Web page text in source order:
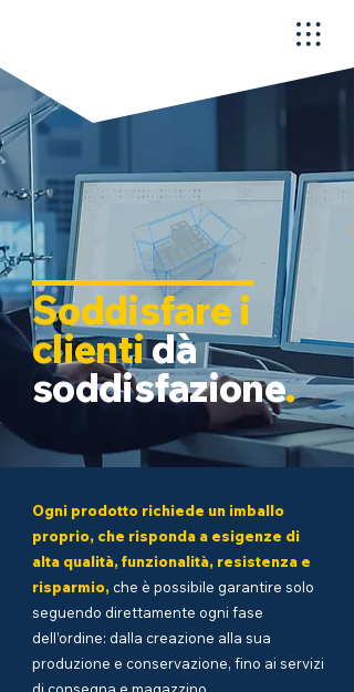
Soddisfare i
clientidà
soddisfazione.
Ogni prodotto richiede un imballo
proprio, che risponda a esigenze di
alta qualità, funzionalità, resistenza e
risparmio, che è possibile garantire solo
seguendo direttamente ogni fase
dell’ordine: dalla creazione alla sua
produzione e conservazione, fino ai servizi